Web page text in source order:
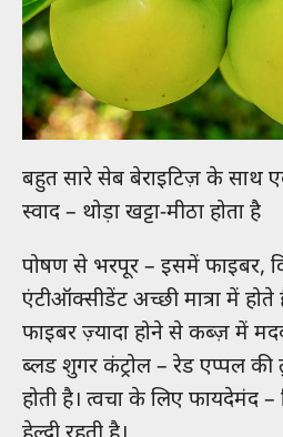
बहुत सारे सेब बेराइटिज़ के साथ
स्वाद – थोड़ा खट्टा-मीठा होता है
पोषण से भरपूर – इसमें फाइबर,
एंटीऑक्सीडेंट अच्छी मात्रा में
फाइबर ज़्यादा होने से कब्ज़ में
ब्लड शुगर कंट्रोल – रेड एप्पल
होती है। त्वचा के लिए फायदेमंद –